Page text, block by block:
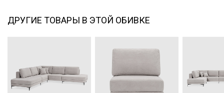
ДРУГИЕ ТОВАРЫ В ЭТОЙ ОБИВКЕ